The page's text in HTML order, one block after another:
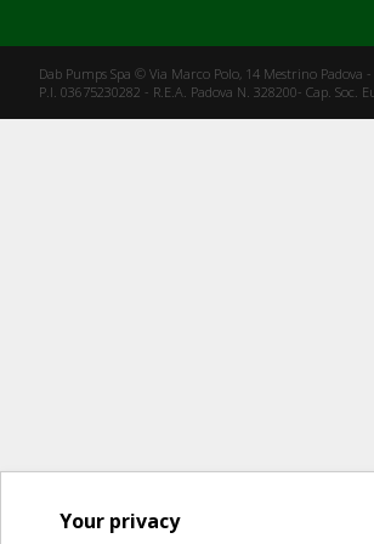
Your privacy
Dab Pumps Spa © Via Marco Polo, 14 Mestrino Padova
P.I. 03675230282 - R.E.A. Padova N. 328200- Cap. Soc.